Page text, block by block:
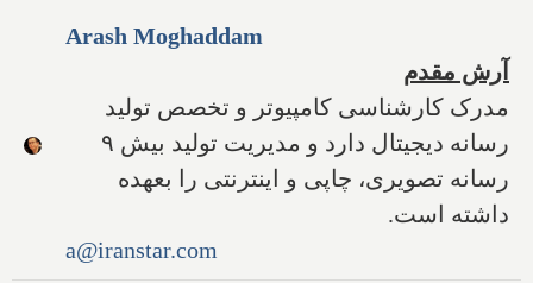
Arash Moghaddam
آرش مقدم
مدرک کارشناسی کامپیوتر و تخصص تولید
رسانه دیجیتال دارد و مدیریت تولید بیش ۹
رسانه تصویری، چاپی و اینترنتی را بعهده
داشته است.
a@iranstar.com